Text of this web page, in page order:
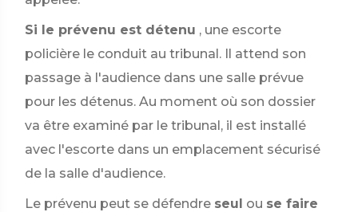
Si le prévenu est détenu , une escorte
policière le conduit au tribunal. Il attend son
passage à l'audience dans une salle prévue
pour les détenus. Au moment où son dossier
va être examiné par le tribunal, il est installé
avec l'escorte dans un emplacement sécurisé
de la salle d'audience.
Le prévenu peut se défendre seul ou se faire